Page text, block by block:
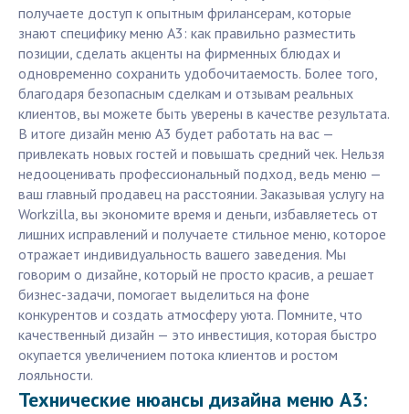
получаете доступ к опытным фрилансерам, которые
знают специфику меню А3: как правильно разместить
позиции, сделать акценты на фирменных блюдах и
одновременно сохранить удобочитаемость. Более того,
благодаря безопасным сделкам и отзывам реальных
клиентов, вы можете быть уверены в качестве результата.
В итоге дизайн меню А3 будет работать на вас —
привлекать новых гостей и повышать средний чек. Нельзя
недооценивать профессиональный подход, ведь меню —
ваш главный продавец на расстоянии. Заказывая услугу на
Workzilla, вы экономите время и деньги, избавляетесь от
лишних исправлений и получаете стильное меню, которое
отражает индивидуальность вашего заведения. Мы
говорим о дизайне, который не просто красив, а решает
бизнес-задачи, помогает выделиться на фоне
конкурентов и создать атмосферу уюта. Помните, что
качественный дизайн — это инвестиция, которая быстро
окупается увеличением потока клиентов и ростом
лояльности.
Технические нюансы дизайна меню А3: